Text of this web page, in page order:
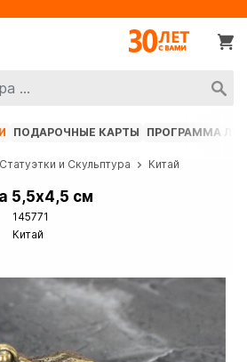
ПОДАРОЧНЫЕ КАРТЫ ПРОГРАММА
Статуэтки и Скульптура Китай
5,5х4,5 см
145771
Китай